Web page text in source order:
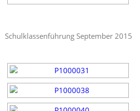
Schulklassenführung September 2015